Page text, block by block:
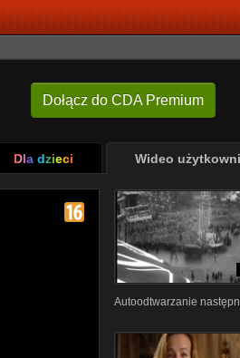
Dołącz do CDA Premium
Dla dzieci Wideo
Autoodtwarzanie